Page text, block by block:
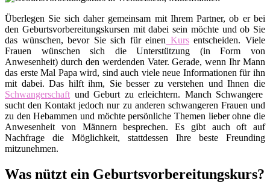
Überlegen Sie sich daher gemeinsam mit Ihrem Partner, ob er bei
den Geburtsvorbereitungskursen mit dabei sein möchte und ob Sie
das wünschen, bevor Sie sich für einen Kursentscheiden. Viele
Frauen wünschen sich die Unterstützung (in Form von
Anwesenheit) durch den werdenden Vater. Gerade, wenn Ihr Mann
das erste Mal Papa wird, sind auch viele neue Informationen für ihn
mit dabei. Das hilft ihm, Sie besser zu verstehen und Ihnen die
Schwangerschaft und Geburt zu erleichtern. Manch Schwangere
sucht den Kontakt jedoch nur zu anderen schwangeren Frauen und
zu den Hebammen und möchte persönliche Themen lieber ohne die
Anwesenheit von Männern besprechen. Es gibt auch oft auf
Nachfrage die Möglichkeit, stattdessen Ihre beste Freunding
mitzunehmen.
Was nützt ein Geburtsvorbereitungskurs?